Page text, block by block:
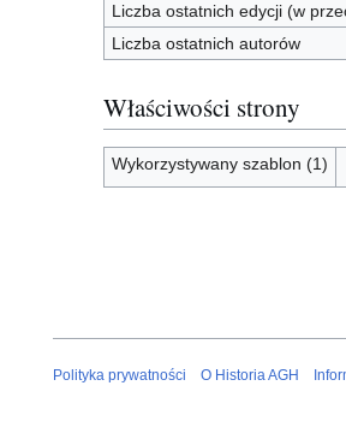
Liczba ostatnich edycji (w
Liczba ostatnich autorów
Właściwości strony
Wykorzystywany szablon (1)
Polityka prywatności O Historia AGH